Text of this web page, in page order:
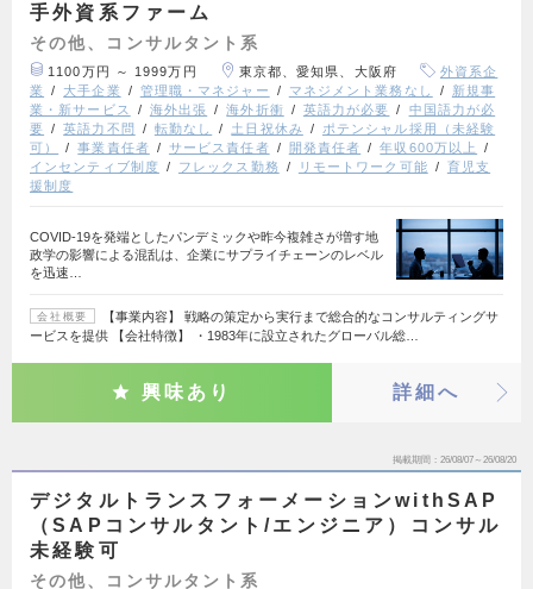
手外資系ファーム
その他、コンサルタント系
1100万円 ～ 1999万円 東京都、愛知県、大阪府
外資系企
業
大手企業 管理職・マネジャー マネジメント業務なし
新規事
業・新サービス
海外出張 海外折衝 英語力が必要
中国語力が必
要
英語力不問 転勤なし 土日祝休み
ポテンシャル採用（未経験
可）
事業責任者 サービス責任者 開発責任者
年収600万以上
インセンティブ制度
フレックス勤務 リモートワーク可能
育児支
援制度
COVID-19を発端としたパンデミックや昨今複雑さが増す地
政学の影響による混乱は、企業にサプライチェーンのレベル
を迅速…
会社概要
【事業内容】 戦略の策定から実行まで総合的なコンサルティングサ
ービスを提供 【会社特徴】 ・1983年に設立されたグローバル総…
興味あり 詳細へ
掲載期間 26/08/07～26/08/20
デジタルトランスフォーメーションwithSAP
（SAPコンサルタント/エンジニア）コンサル
未経験可
その他、コンサルタント系